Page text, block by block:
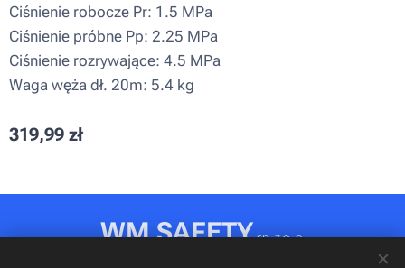
Ciśnienie robocze Pr: 1.5 MPa
Ciśnienie próbne Pp: 2.25 MPa
Ciśnienie rozrywające: 4.5 MPa
Waga węża dł. 20m: 5.4 kg
319,99 zł
WM SAFETY sp. z o. o.